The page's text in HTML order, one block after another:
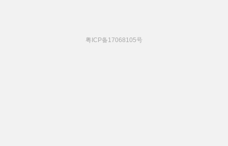
粤ICP备17068105号